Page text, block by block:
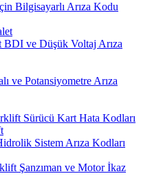
Bilgisayarlı Arıza Kodu
ve Düşük Voltaj Arıza
ve Potansiyometre Arıza
Sürücü Kart Hata Kodları
Sistem Arıza Kodları
Şanzıman ve Motor İkaz